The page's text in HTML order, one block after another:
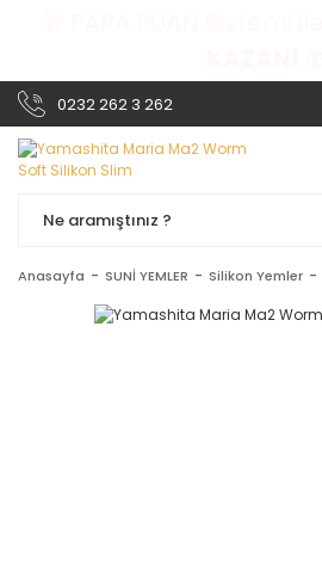
0232 262 3 262
Anasayfa SUNİ YEMLER Silikon Yemler